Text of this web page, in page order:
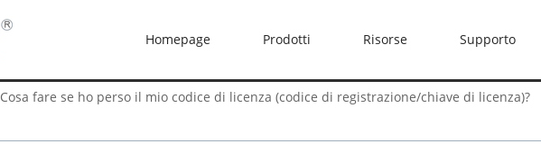
Homepage Prodotti Risorse Supporto
Cosa fare se ho perso il mio codice di licenza (codice di registrazione/chiave di licenza)?